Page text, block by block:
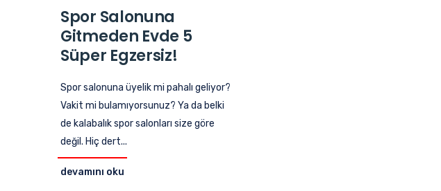
Spor Salonuna
Gitmeden Evde 5
Süper Egzersiz!
Spor salonuna üyelik mi pahalı geliyor?
Vakit mi bulamıyorsunuz? Ya da belki
de kalabalık spor salonları size göre
değil. Hiç dert...
devamını oku